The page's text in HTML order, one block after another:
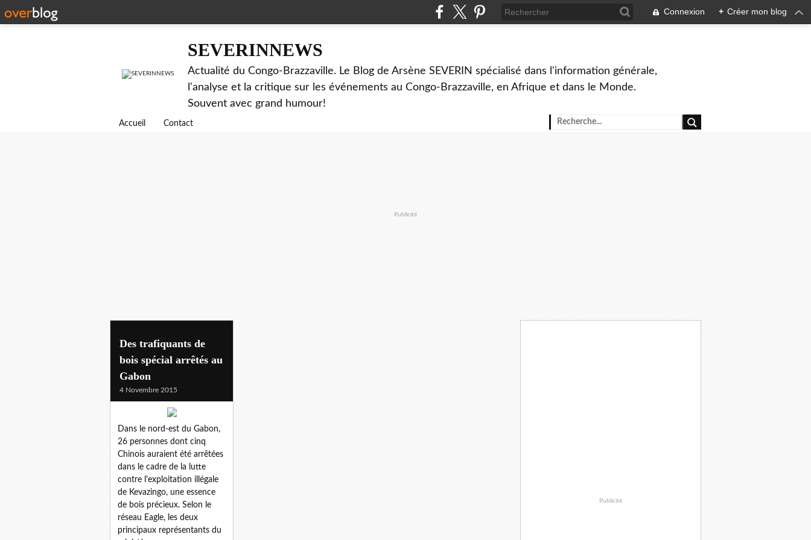
Connexion + Créer mon blog
SEVERINNEWS
Actualité du Congo-Brazzaville. Le Blog de Arsène SEVERIN spécialisé dans l'information générale,
l'analyse et la critique sur les événements au Congo-Brazzaville, en Afrique et dans le Monde.
Souvent avec grand humour!
Accueil Contact
Publicité
kevazingo
Des trafiquants de
bois spécial arrêtés au
Gabon
4 Novembre 2015
Dans le nord-est du Gabon,
26 personnes dont cinq
Chinois auraient été arrêtées
dans le cadre de la lutte
contre l'exploitation illégale
de Kevazingo, une essence
de bois précieux. Selon le
réseau Eagle, les deux
principaux représentants du
Publicité